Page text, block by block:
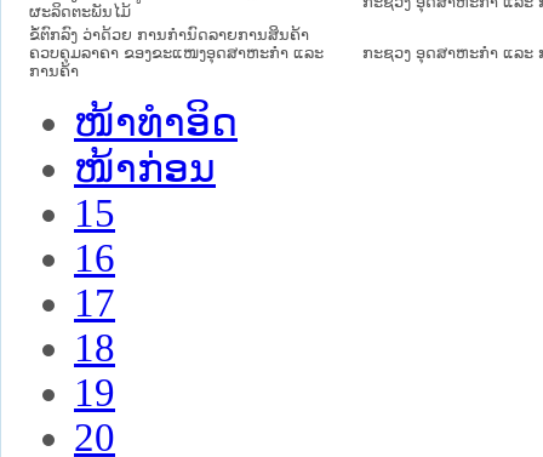
ຜະລິດຕະພັນໄມ້
ຂໍ້ຕົກລົງ ວ່າດ້ວຍ ການກຳນົດລາຍການສິນຄ້າ
ຄວບຄຸມລາຄາ ຂອງຂະແໜງອຸດສາຫະກຳ ແລະ
ການຄ້າ
ກະຊວງ ອຸດສາຫະກຳ ແລະ
ໜ້າທໍາອິດ
ໜ້າກ່ອນ
15
16
17
18
19
20